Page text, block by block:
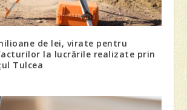
de lei, virate pentru
la lucrările realizate prin
Tulcea